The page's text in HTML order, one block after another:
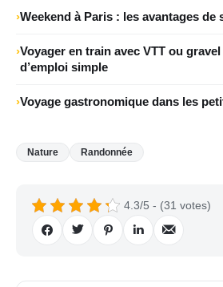
Weekend à Paris : les avantages de
Voyager en train avec VTT ou
d’emploi simple
Voyage gastronomique dans les
Nature Randonnée
4.3/5 - (31 votes)